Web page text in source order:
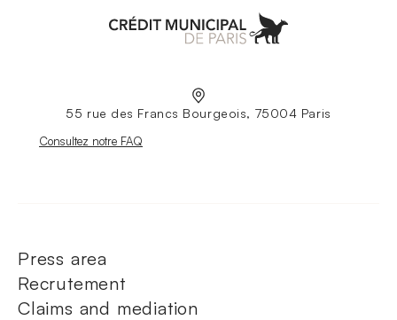
55 rue des Francs Bourgeois, 75004 Paris
Nouvelle fenêtre
Consultez notre FAQ
Press area
Recrutement
Claims and mediation